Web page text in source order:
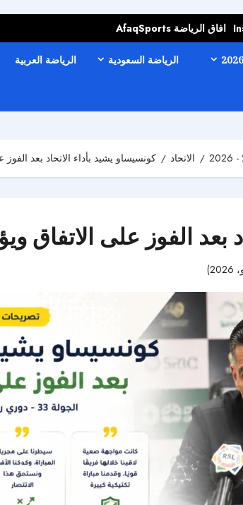
افاق الرياضة AfaqSports
الرياضة السعودية الرياضة العربية
الاتحاد كونسيساو يشيد بأداء الاتحاد بعد
بعد الفوز على